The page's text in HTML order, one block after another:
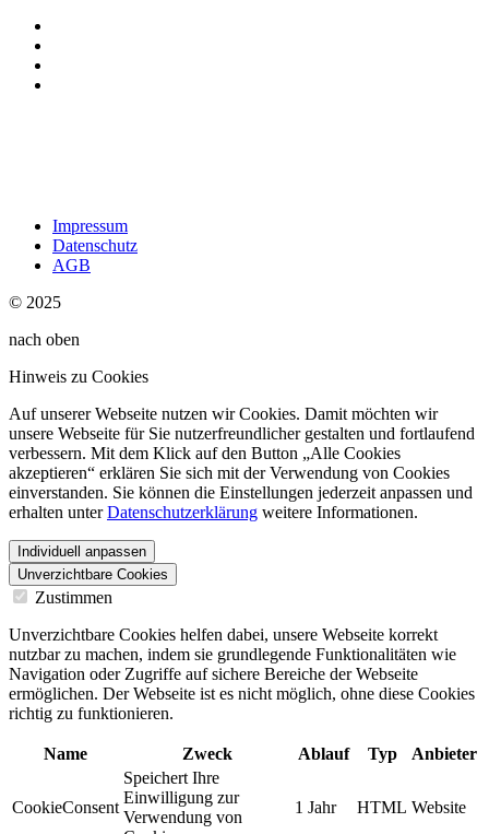
Impressum
Datenschutz
AGB
© 2025
nach oben
Hinweis zu Cookies
Auf unserer Webseite nutzen wir Cookies. Damit möchten wir
unsere Webseite für Sie nutzerfreundlicher gestalten und fortlaufend
verbessern. Mit dem Klick auf den Button „Alle Cookies
akzeptieren“ erklären Sie sich mit der Verwendung von Cookies
einverstanden. Sie können die Einstellungen jederzeit anpassen und
erhalten unterDatenschutzerklärung weitere Informationen.
Individuell anpassen
Unverzichtbare Cookies
Zustimmen
Unverzichtbare Cookies helfen dabei, unsere Webseite korrekt
nutzbar zu machen, indem sie grundlegende Funktionalitäten wie
Navigation oder Zugriffe auf sichere Bereiche der Webseite
ermöglichen. Der Webseite ist es nicht möglich, ohne diese Cookies
richtig zu funktionieren.
Name Zweck Ablauf Typ Anbieter
CookieConsent
Speichert Ihre
Einwilligung zur
Verwendung von
1 Jahr HTML Website